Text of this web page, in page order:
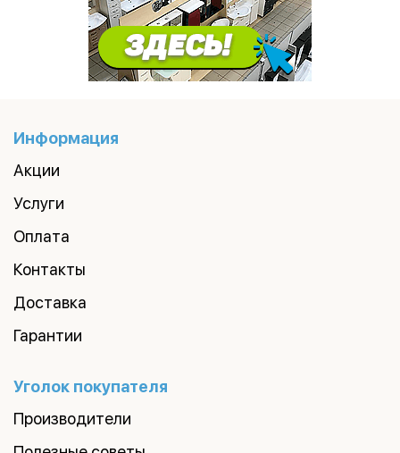
Информация
Акции
Услуги
Оплата
Контакты
Доставка
Гарантии
Уголок покупателя
Производители